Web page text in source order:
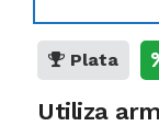
Plata
Utiliza